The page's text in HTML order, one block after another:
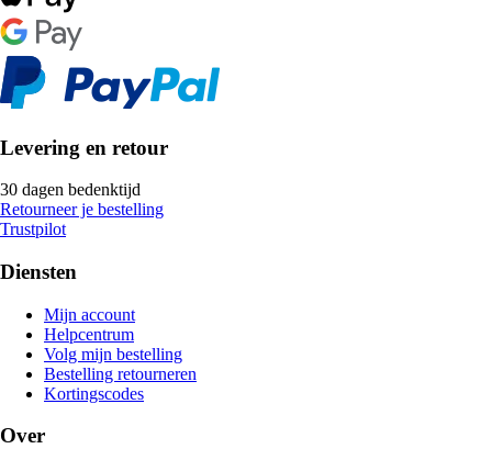
Levering en retour
30 dagen bedenktijd
Retourneer je bestelling
Trustpilot
Diensten
Mijn account
Helpcentrum
Volg mijn bestelling
Bestelling retourneren
Kortingscodes
Over